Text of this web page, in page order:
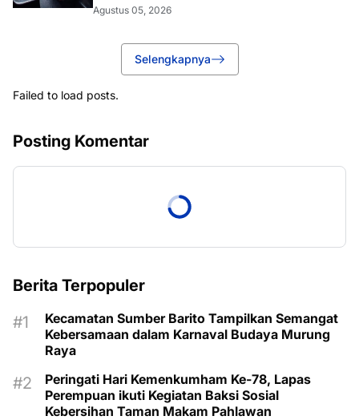
Agustus 05, 2026
Selengkapnya
Failed to load posts.
Posting Komentar
Berita Terpopuler
Kecamatan Sumber Barito Tampilkan Semangat
Kebersamaan dalam Karnaval Budaya Murung
Raya
Peringati Hari Kemenkumham Ke-78, Lapas
Perempuan ikuti Kegiatan Baksi Sosial
Kebersihan Taman Makam Pahlawan